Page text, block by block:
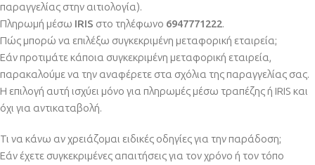
παραγγελίας στην αιτιολογία).
Πληρωμή μέσω IRIS στο τηλέφωνο 6947771222.
Πώς μπορώ να επιλέξω συγκεκριμένη μεταφορική εταιρεία;
Εάν προτιμάτε κάποια συγκεκριμένη μεταφορική εταιρεία,
παρακαλούμε να την αναφέρετε στα σχόλια της παραγγελίας σας.
Η επιλογή αυτή ισχύει μόνο για πληρωμές μέσω τραπέζης ή IRIS και
όχι για αντικαταβολή.
Τι να κάνω αν χρειάζομαι ειδικές οδηγίες για την παράδοση;
Εάν έχετε συγκεκριμένες απαιτήσεις για τον χρόνο ή τον τόπο